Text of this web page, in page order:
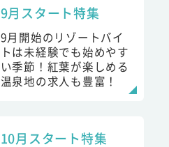
9月スタート特集
9月開始のリゾートバイ
トは未経験でも始めやす
い季節！紅葉が楽しめる
温泉地の求人も豊富！
10月スタート特集